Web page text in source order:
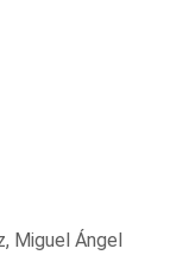
Miguel Ángel